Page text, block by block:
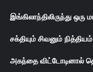
இங்கிலாந்திலிருந்து ஒரு
சக்தியும் சிவனும்
அகந்தை விட்டோடினால்